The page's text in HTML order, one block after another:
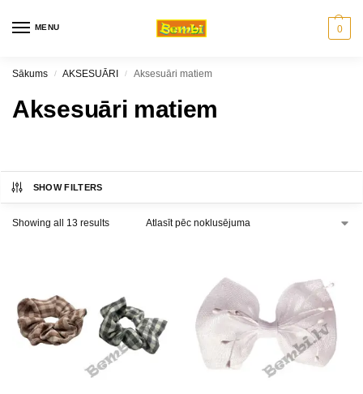
MENU 0
Sākums / AKSESUĀRI / Aksesuāri matiem
Aksesuāri matiem
SHOW FILTERS
Showing all 13 results